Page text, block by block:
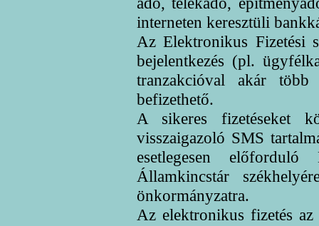
interneten keresztüli
Az Elektronikus Fizetési
bejelentkezés (pl.
tranzakcióval akár több
befizethető.
A sikeres fizetéseket
visszaigazoló SMS
esetlegesen
Államkincstár
önkormányzatra.
Az elektronikus fizetés